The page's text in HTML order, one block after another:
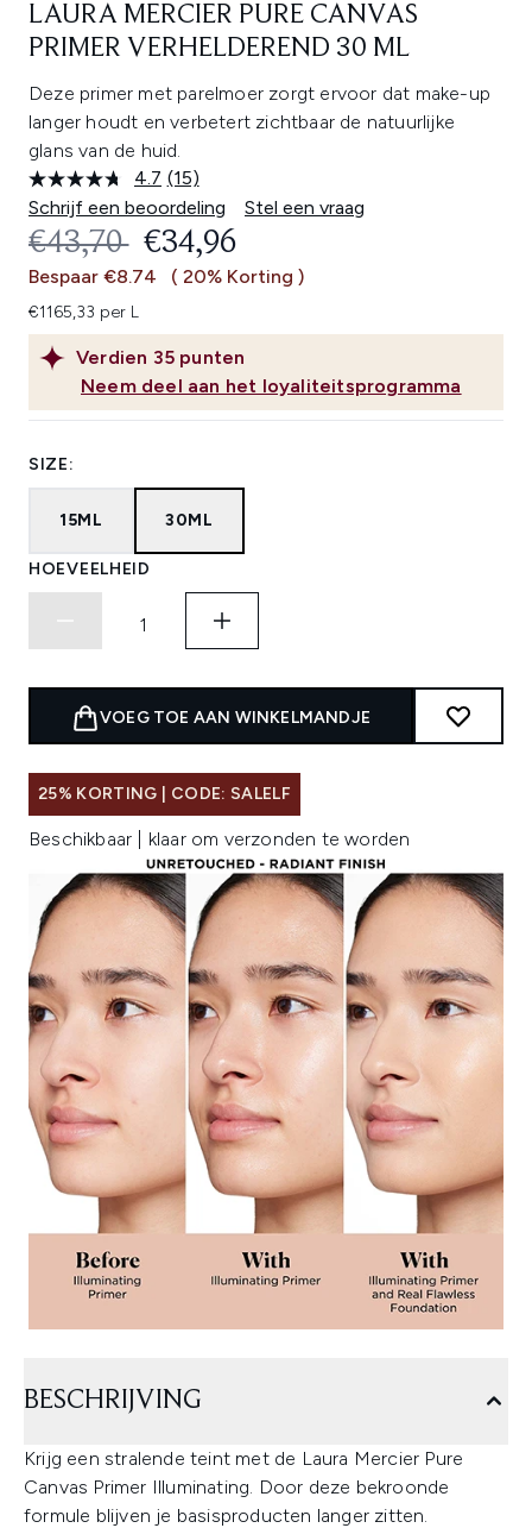
LAURA MERCIER PURE CANVAS
PRIMER VERHELDEREND 30 ML
Deze primer met parelmoer zorgt ervoor dat make-up
langer houdt en verbetert zichtbaar de natuurlijke
glans van de huid.
4.7 Lees
15
beoordelingen.
Dezelfde
paginalink.
(15)
Schrijf een beoordeling
Stel een vraag
Verdien 35 punten
Neem deel aan het loyaliteitsprogramma
RECOMMENDED RETAIL PRICE:
€43,70 HUIDIGE PRIJS:
€34,96
Bespaar €8.74 ( 20% Korting )
€1165,33 per L
SIZE:
15ML 30ML
HOEVEELHEID
VOEG TOE AAN WINKELMANDJE
25% KORTING | CODE: SALELF
Beschikbaar | klaar om verzonden te worden
BESCHRIJVING
Krijg een stralende teint met de Laura Mercier Pure
Canvas Primer Illuminating. Door deze bekroonde
formule blijven je basisproducten langer zitten.